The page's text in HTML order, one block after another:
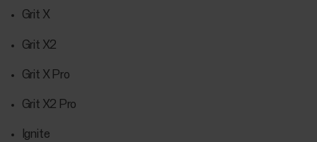
Grit X
Grit X2
Grit X Pro
Grit X2 Pro
Ignite